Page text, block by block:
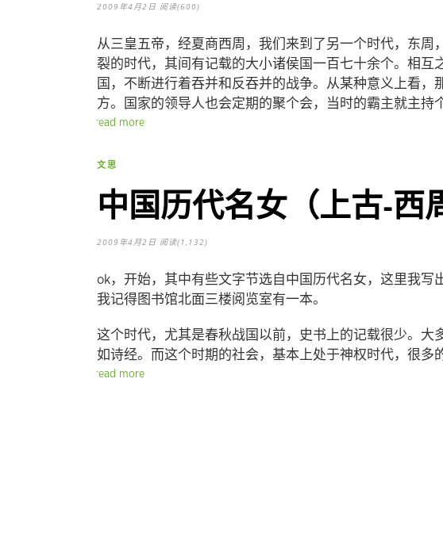
2009年4月2日 阅读(600)
从三皇五帝，经夏商西周，我们来到了另一个时代，东周
裂的时代，其间有记载的大小诸侯国一百七十余个。相互
国，不断进行着吞并和反吞并的战争。从某种意义上看
方。国家的领导人也会定期的聚个会，当时的霸主就主持
read more
文思
中国历代名女（上古-西
2009年4月2日 阅读(1,132)
ok，开始，其中有些文字节选自中国历代名女，这里我写
我记得图书馆北面三楼阅览室有一本。
这个时代，尤其是春秋战国以前，史书上的记载很少。大
如诗经。而这个时期的社会，基本上处于神权时代，很多
read more